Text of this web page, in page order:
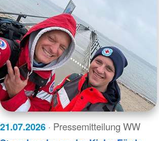
21.07.2026 · Pressemitteilung WW